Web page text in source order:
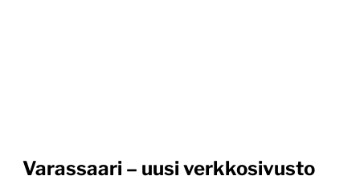
Varassaari – uusi verkkosivusto